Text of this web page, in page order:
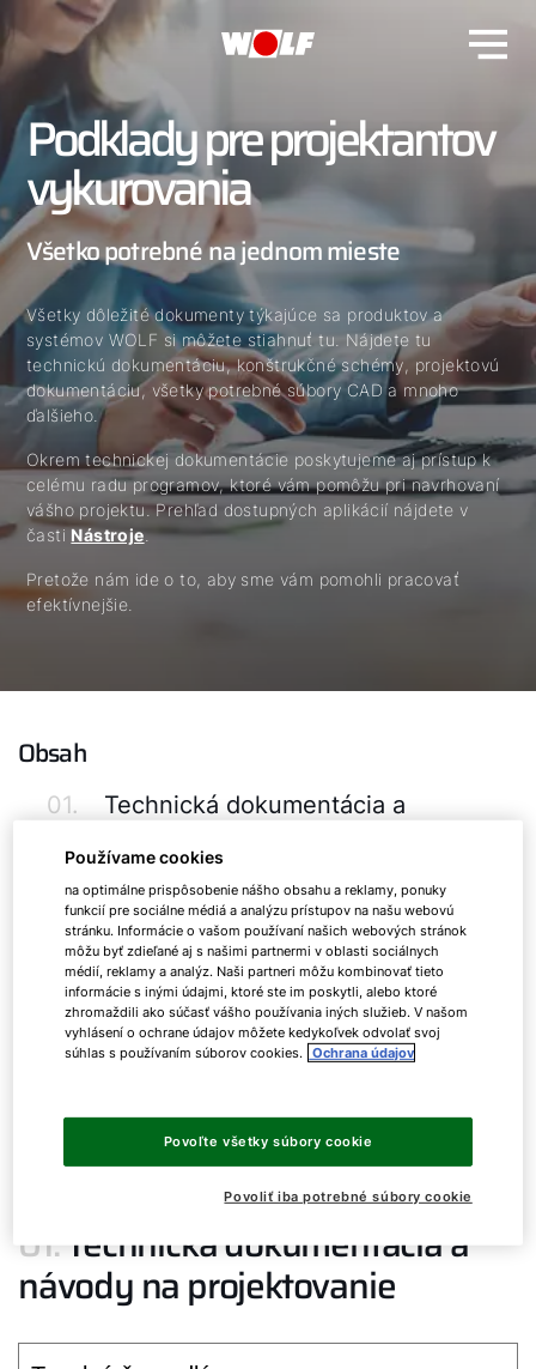
Podklady pre projektantov
vykurovania
Všetko potrebné na jednom mieste
Všetky dôležité dokumenty týkajúce sa produktov a
systémov WOLF si môžete stiahnuť tu. Nájdete tu
technickú dokumentáciu, konštrukčné schémy, projektovú
dokumentáciu, všetky potrebné súbory CAD a mnoho
ďalšieho.
Okrem technickej dokumentácie poskytujeme aj prístup k
celému radu programov, ktoré vám pomôžu pri navrhovaní
vášho projektu. Prehľad dostupných aplikácií nájdete v
častiNástroje.
Pretože nám ide o to, aby sme vám pomohli pracovať
efektívnejšie.
Obsah
01.
Technická dokumentácia a
02.
Súbory pre CAD a hydraulické
schémy
03.
Návrh výkonu tepelných čerpadiel
04.
Návrh výkonu kaskády tepelných
05.
Software na stiahnutie
01. Technická dokumentácia a
návody na projektovanie
Používame cookies
na optimálne prispôsobenie nášho obsahu a reklamy, ponuky
funkcií pre sociálne médiá a analýzu prístupov na našu webovú
stránku. Informácie o vašom používaní našich webových stránok
môžu byť zdieľané aj s našimi partnermi v oblasti sociálnych
médií, reklamy a analýz. Naši partneri môžu kombinovať tieto
informácie s inými údajmi, ktoré ste im poskytli, alebo ktoré
zhromaždili ako súčasť vášho používania iných služieb. V našom
vyhlásení o ochrane údajov môžete kedykoľvek odvolať svoj
súhlas s používaním súborov cookies. Ochrana údajov
Povoliť iba potrebné súbory cookie
Povoľte všetky súbory cookie